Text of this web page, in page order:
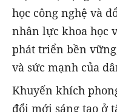
học công nghệ và
nhân lực khoa học
phát triển bền
và sức mạnh của
Khuyến khích
đổi mới sáng tạo ở